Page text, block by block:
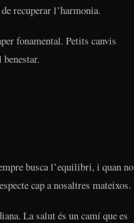
recuperar l’harmonia.
fonamental. Petits canvis
busca l’equilibri, i quan no
cap a nosaltres mateixos.
La salut és un camí que es